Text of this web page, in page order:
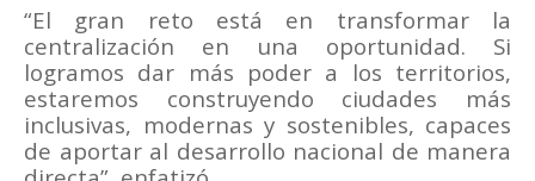
“El gran reto está en transformar la
centralización en una oportunidad. Si
logramos dar más poder a los territorios,
estaremos construyendo ciudades más
inclusivas, modernas y sostenibles, capaces
de aportar al desarrollo nacional de manera